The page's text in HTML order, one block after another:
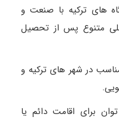
های ترکیه با صنعت و
متنوع پس از تحصیل
در شهر های ترکیه و
برای اقامت دائم یا